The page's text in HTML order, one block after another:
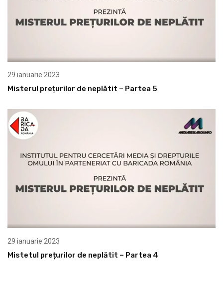
29 ianuarie 2023
Misterul prețurilor de neplătit – Partea 5
29 ianuarie 2023
Mistetul prețurilor de neplătit – Partea 4